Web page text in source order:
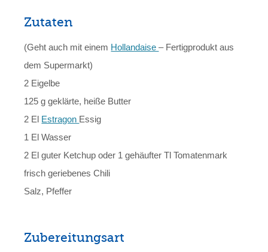
Zutaten
(Geht auch mit einem Hollandaise– Fertigprodukt aus
dem Supermarkt)
2 Eigelbe
125 g geklärte, heiße Butter
2 El Estragon Essig
1 El Wasser
2 El guter Ketchup oder 1 gehäufter Tl Tomatenmark
frisch geriebenes Chili
Salz, Pfeffer
Zubereitungsart